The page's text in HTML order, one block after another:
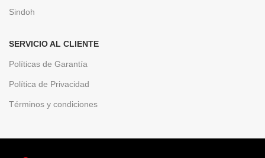
Sindoh
SERVICIO AL CLIENTE
Políticas de Garantía
Política de Privacidad
Términos y condiciones